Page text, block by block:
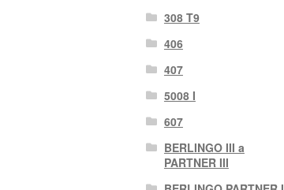
308 T9
406
407
5008 I
607
BERLINGO III a
PARTNER III